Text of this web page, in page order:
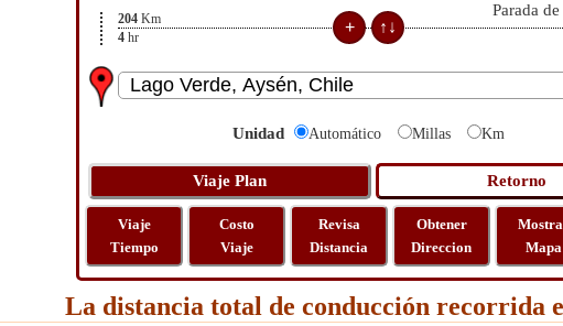
Parada
204 Km
4 hr
Unidad Automático Millas Km
Viaje
Tiempo
Costo
Viaje
Revisa
Distancia
Obtener
Direccion
Mapa
La distancia total de conducción recorrida